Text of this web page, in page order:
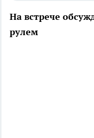
На встрече
рулем